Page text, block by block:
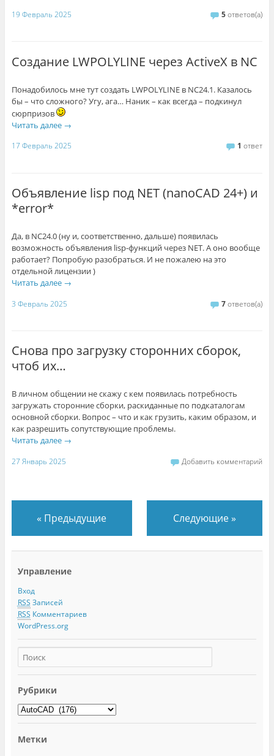
19 Февраль 2025 5ответов(а)
Создание LWPOLYLINE через ActiveX в NC
Понадобилось мне тут создать LWPOLYLINE в NC24.1. Казалось
бы – что сложного? Угу, ага… Наник – как всегда – подкинул
сюрпризов
Читать далее →
17 Февраль 2025 1 ответ
Объявление lisp под NET (nanoCAD 24+) и
*error*
Да, в NC24.0 (ну и, соответственно, дальше) появилась
возможность объявления lisp-функций через NET. А оно вообще
работает? Попробую разобраться. И не пожалею на это
отдельной лицензии )
Читать далее →
3 Февраль 2025 7ответов(а)
Снова про загрузку сторонних сборок,
чтоб их…
В личном общении не скажу с кем появилась потребность
загружать сторонние сборки, раскиданные по подкаталогам
основной сборки. Вопрос – что и как грузить, каким образом, и
как разрешить сопутствующие проблемы.
Читать далее →
27 Январь 2025 Добавить комментарий
« Предыдущие Следующие»
Управление
Вход
RSS Записей
RSS Комментариев
WordPress.org
Рубрики
Метки